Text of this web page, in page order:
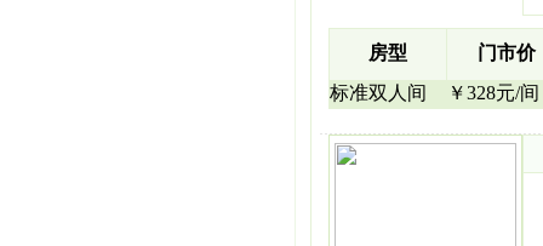
房型
门市价
标准双人间
￥328元/间